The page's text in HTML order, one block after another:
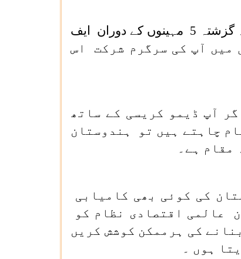
مجھے خوشی ہے کہ عالمی سرمایہ کاروں کی برادری ہمارے مستقبل پر بھروسہ کررہی ہے۔ گزشتہ 5 مہینوں کے دوران ایف
راؤنڈ ٹیبل میں آپ کی سرگرم شرکت اس
آپ ڈیمو کریسی کے ساتھ
چاہتے ہیں تو ہندوستان
مقام ہے۔
کی کوئی بھی کامیابی
عالمی اقتصادی نظام کو
کی ہرممکن کوشش کریں
ہوں ۔